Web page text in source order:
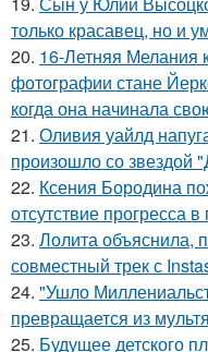
только красавец, но и
20. 16-Летняя Мелания
фотографии стане
когда она начинала
21. Оливия уайлд
произошло со звездой
22. Ксения Бородина
отсутствие прогресса
23. Лолита объяснила,
совместный трек с
24. "Ушло
превращается из
25. Будущее детского